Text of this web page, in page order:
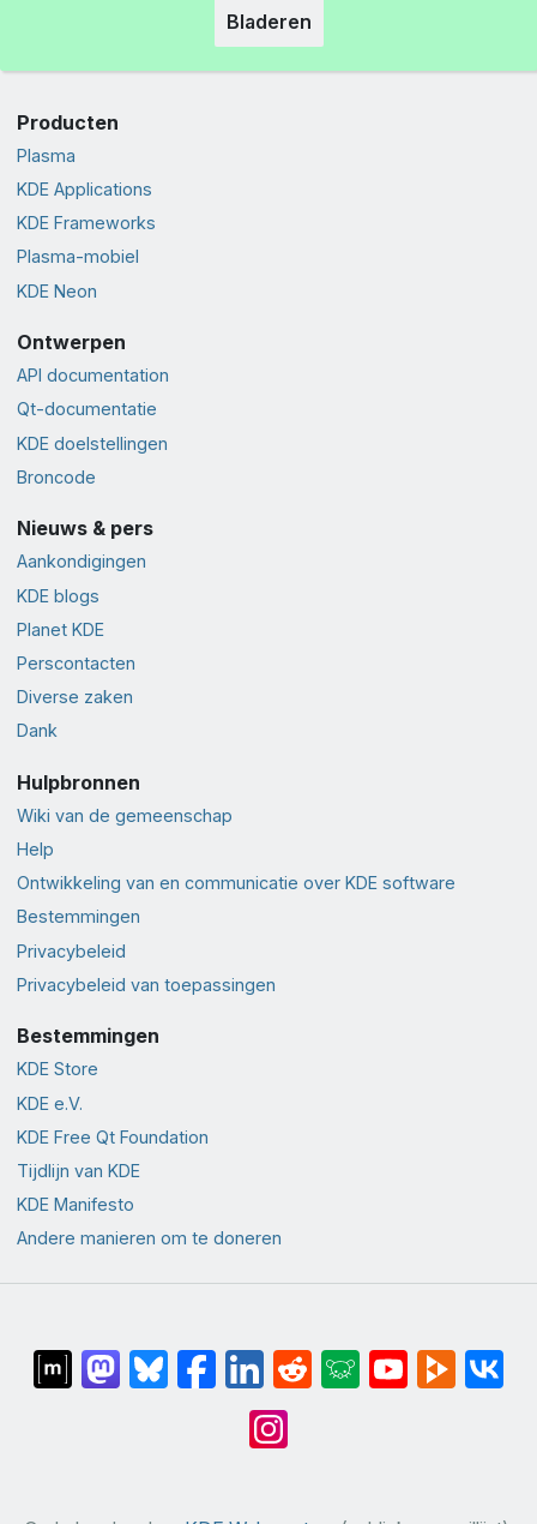
Bladeren
Producten
Plasma
KDE Applications
KDE Frameworks
Plasma-mobiel
KDE Neon
Ontwerpen
API documentation
Qt-documentatie
KDE doelstellingen
Broncode
Nieuws & pers
Aankondigingen
KDE blogs
Planet KDE
Perscontacten
Diverse zaken
Dank
Hulpbronnen
Wiki van de gemeenschap
Help
Ontwikkeling van en communicatie over KDE software
Bestemmingen
Privacybeleid
Privacybeleid van toepassingen
Bestemmingen
KDE Store
KDE e.V.
KDE Free Qt Foundation
Tijdlijn van KDE
KDE Manifesto
Andere manieren om te doneren